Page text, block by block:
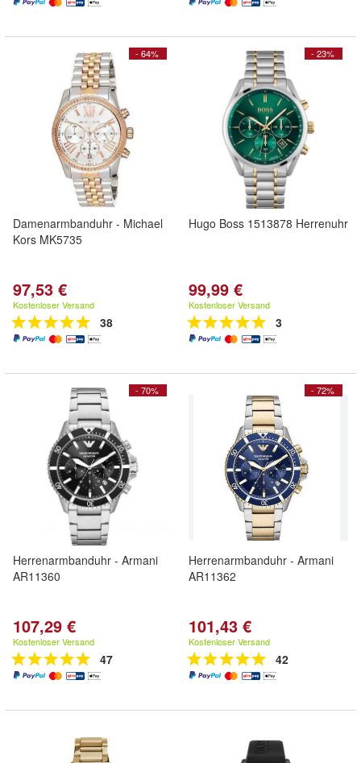
- 64%
Damenarmbanduhr - Michael
Kors MK5735
97,53 €
Kostenloser Versand
38
- 23%
Hugo Boss 1513878 Herrenuhr
99,99 €
Kostenloser Versand
3
- 70%
Herrenarmbanduhr - Armani
AR11360
107,29 €
Kostenloser Versand
47
- 72%
Herrenarmbanduhr - Armani
AR11362
101,43 €
Kostenloser Versand
42